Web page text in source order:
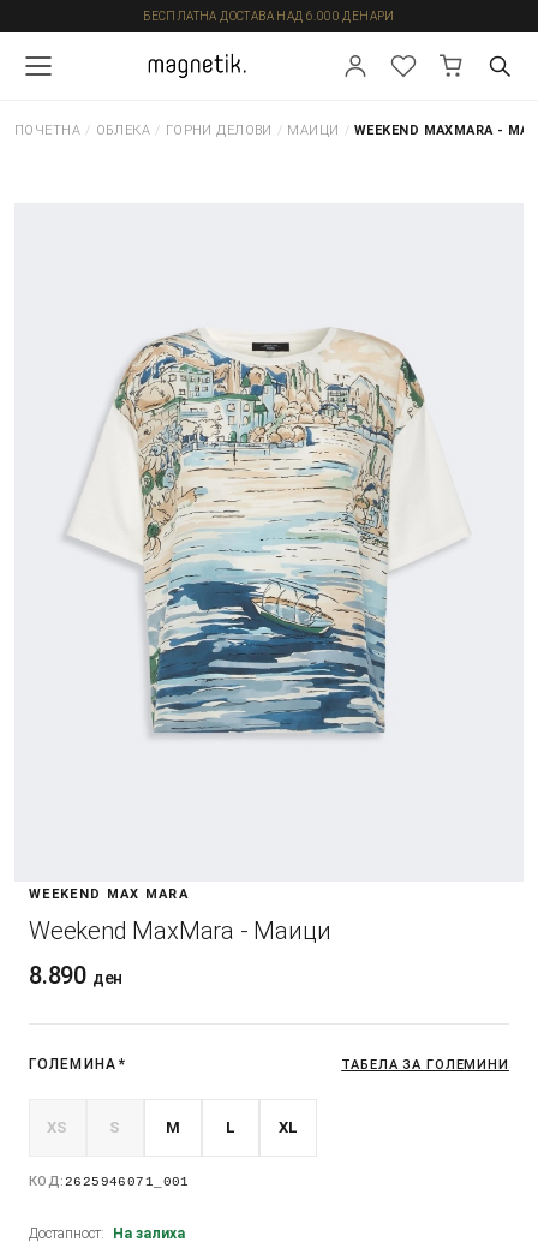
БЕСПЛАТНА ДОСТАВА НАД 6.000 ДЕНАРИ
ПОЧЕТНА / ОБЛЕКА / ГОРНИ ДЕЛОВИ / МАИЦИ / WEEKEND MAXMARA -
WEEKEND MAX MARA
Weekend MaxMara - Маици
8.890 ден
ГОЛЕМИНА * ТАБЕЛА ЗА ГОЛЕМИНИ
XS S M L XL
КОД:2625946071_001
Достапност: На залиха